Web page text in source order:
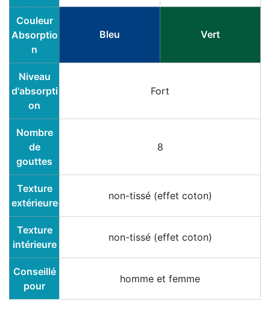
Couleur
Absorptio
n
Bleu Vert
Niveau
d'absorpti
on
Fort
Nombre
de
gouttes
8
Texture
extérieure
non-tissé (effet coton)
Texture
intérieure
non-tissé (effet coton)
Conseillé
pour
homme et femme